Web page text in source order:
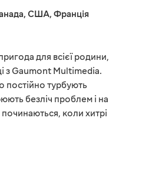
, США, Франція
для всієї родини,
з Gaumont Multimedia.
постійно турбують
безліч проблем і на
коли хитрі